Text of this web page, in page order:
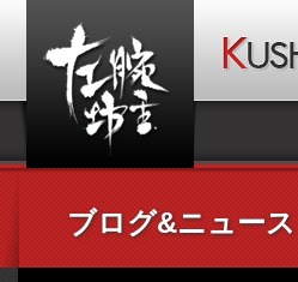
ブログ&ニュース